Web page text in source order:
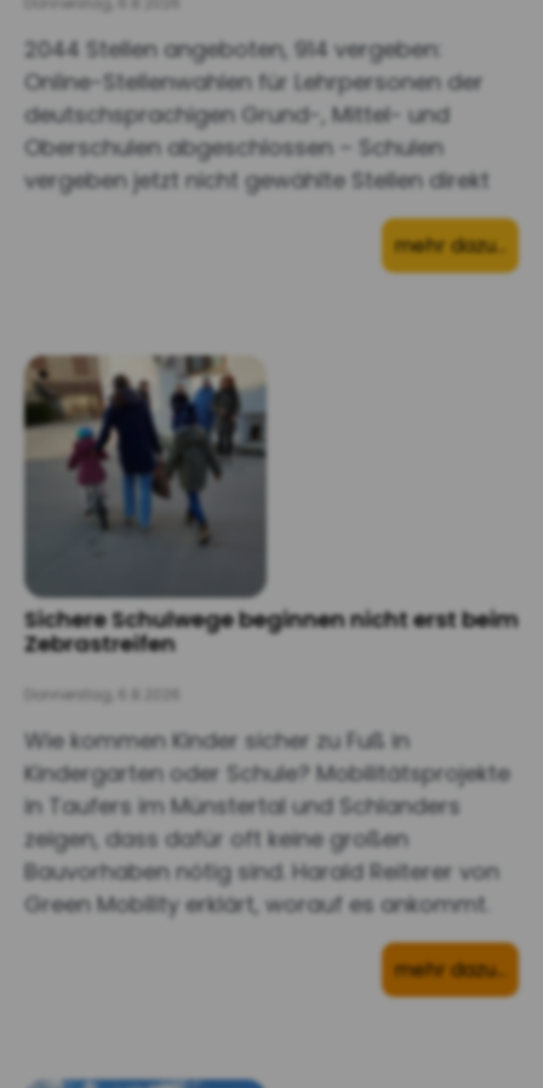
2044 Stellen angeboten, 914 vergeben:
Online-Stellenwahlen für Lehrpersonen der
deutschsprachigen Grund-, Mittel- und
Oberschulen abgeschlossen – Schulen
vergeben jetzt nicht gewählte Stellen direkt
mehr dazu…
Sichere Schulwege beginnen nicht erst beim
Zebrastreifen
Donnerstag, 6.8.2026
Wie kommen Kinder sicher zu Fuß in
Kindergarten oder Schule? Mobilitätsprojekte
in Taufers im Münstertal und Schlanders
zeigen, dass dafür oft keine großen
Bauvorhaben nötig sind. Harald Reiterer von
Green Mobility erklärt, worauf es ankommt.
mehr dazu…